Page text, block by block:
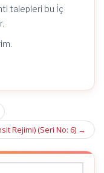
talepleri bu İç
Rejimi) (Seri No: 6) →